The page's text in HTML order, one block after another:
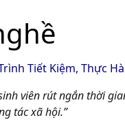
Tiết Kiệm, Thực
viên rút ngắn thời
tác xã hội.”